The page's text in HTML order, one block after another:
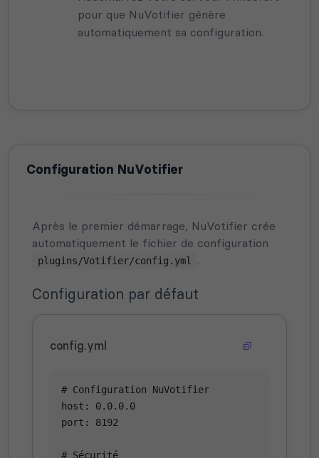
pour que NuVotifier génère
automatiquement sa configuration.
Configuration NuVotifier
Après le premier démarrage, NuVotifier crée
automatiquement le fichier de configuration
plugins/Votifier/config.yml .
Configuration par défaut
config.yml
# Configuration NuVotifier
host: 0.0.0.0
port: 8192
# Sécurité